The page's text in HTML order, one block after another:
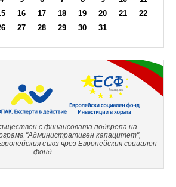
16 17 18 19 20 21
22
27 28 29 30 31
с финансовата подкрепа на
"Административен капацитет",
съюз чрез Европейския социален
фонд